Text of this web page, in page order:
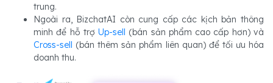
trung.
Ngoài ra, BizchatAI còn cung cấp các kịch bản thông
minh để hỗ trợUp-sell (bán sản phẩm cao cấp hơn) và
Cross-sell (bán thêm sản phẩm liên quan) để tối ưu hóa
doanh thu.